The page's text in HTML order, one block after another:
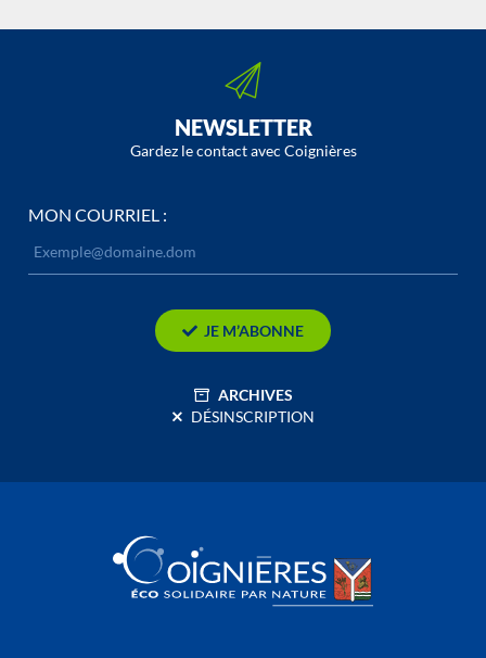
NEWSLETTER
Gardez le contact avec Coignières
MON COURRIEL :
JE M’ABONNE
ARCHIVES
DÉSINSCRIPTION